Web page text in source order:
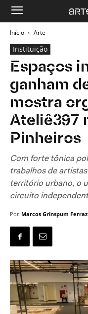
Início Arte
Instituição
Espaços
ganham
mostra
Ateliê397
Pinheiros
Com forte tônica
trabalhos de
território urbano, o
circuito
Por Marcos Grinspum Ferraz